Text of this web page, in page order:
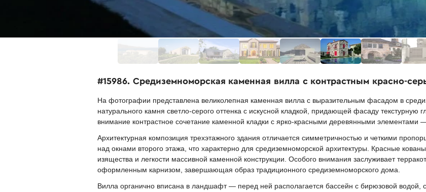
#15986. Средиземноморская каменная вилла с контрастным красно-
На фотографии представлена великолепная каменная вилла с выразительным фасадом в
натурального камня светло-серого оттенка с искусной кладкой, придающей фасаду текстурную
внимание контрастное сочетание каменной кладки с ярко-красными деревянными
Архитектурная композиция трехэтажного здания отличается симметричностью и четкими
над окнами второго этажа, что характерно для средиземноморской архитектуры. Красные
изящества и легкости массивной каменной конструкции. Особого внимания заслуживает
оформленным карнизом, завершающая образ традиционного средиземноморского дома.
Вилла органично вписана в ландшафт — перед ней располагается бассейн с бирюзовой водой,